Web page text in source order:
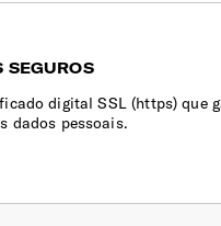
SEGUROS
digital SSL (https) que
dados pessoais.